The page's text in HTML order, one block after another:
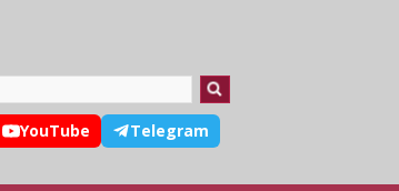
YouTube Telegram